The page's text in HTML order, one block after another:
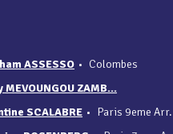
ASSESSO • Colombes
MEVOUNGOU ZAMB...
SCALABRE • Paris 9eme Arr.